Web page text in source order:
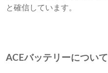
と確信しています。
ACEバッテリーについて